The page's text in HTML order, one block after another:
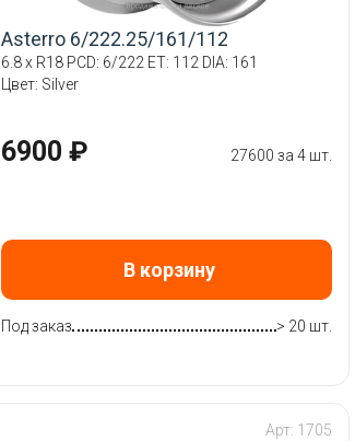
Asterro 6/222.25/161/112
6.8 x R18 PCD: 6/222 ET: 112 DIA: 161
Цвет: Silver
6900 ₽ 27600 за 4 шт.
В корзину
Под заказ > 20 шт.
Арт: 1705